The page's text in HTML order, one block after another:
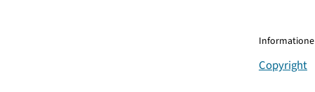
Copyright